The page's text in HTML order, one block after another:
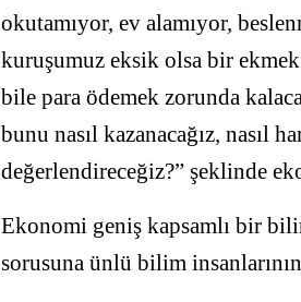
okutamıyor, ev alamıyor,
kuruşumuz eksik olsa bir
bile para ödemek zorunda
bunu nasıl kazanacağız, nasıl
değerlendireceğiz?” şeklinde
Ekonomi geniş kapsamlı bir
sorusuna ünlü bilim